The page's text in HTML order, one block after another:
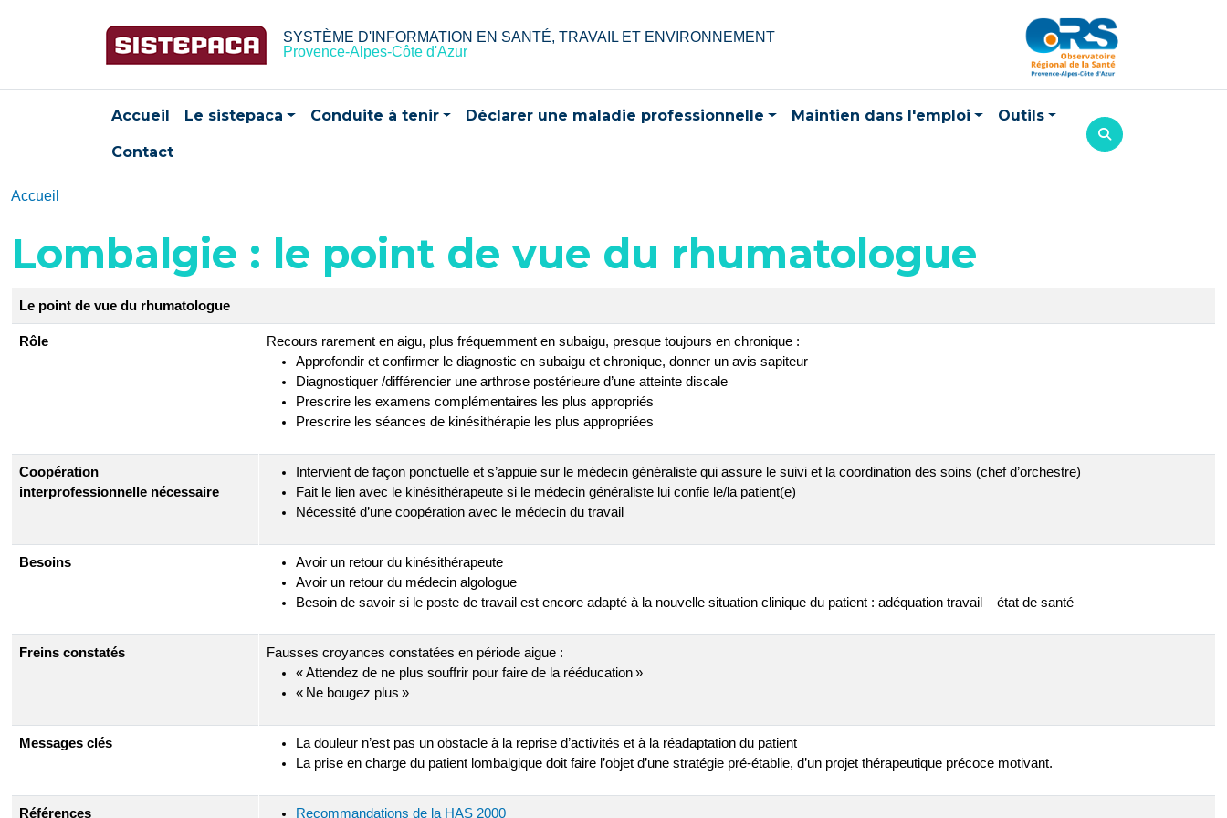
SYSTÈME D'INFORMATION EN SANTÉ, TRAVAIL ET ENVIRONNEMENT
Provence-Alpes-Côte d'Azur
Navigation principale
Accueil Le sistepaca Conduite à tenir Déclarer une maladie professionnelle Maintien dans l'emploi Outils
Contact
Accueil
Lombalgie : le point de vue du rhumatologue
Le point de vue du rhumatologue
Rôle
Recours rarement en aigu, plus fréquemment en subaigu, presque toujours en chronique :
Approfondir et confirmer le diagnostic en subaigu et chronique, donner un avis sapiteur
Diagnostiquer /différencier une arthrose postérieure d’une atteinte discale
Prescrire les examens complémentaires les plus appropriés
Prescrire les séances de kinésithérapie les plus appropriées
Coopération
interprofessionnelle nécessaire
Intervient de façon ponctuelle et s’appuie sur le médecin généraliste qui assure le suivi et la coordination des soins (chef d’orchestre)
Fait le lien avec le kinésithérapeute si le médecin généraliste lui confie le/la patient(e)
Nécessité d’une coopération avec le médecin du travail
Besoins
Avoir un retour du kinésithérapeute
Avoir un retour du médecin algologue
Besoin de savoir si le poste de travail est encore adapté à la nouvelle situation clinique du patient : adéquation travail – état de santé
Freins constatés
Fausses croyances constatées en période aigue :
« Attendez de ne plus souffrir pour faire de la rééducation »
« Ne bougez plus »
Messages clés
La douleur n’est pas un obstacle à la reprise d’activités et à la réadaptation du patient
La prise en charge du patient lombalgique doit faire l’objet d’une stratégie pré-établie, d’un projet thérapeutique précoce motivant.
Références Recommandations de la HAS 2000